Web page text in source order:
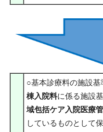
○基本診療料の施設基
棟入院料に係る施設
域包括ケア入院医療
しているものとして